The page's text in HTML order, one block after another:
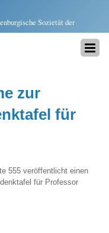
Sozietät der
zur
für
555 veröffentlicht einen
für Professor